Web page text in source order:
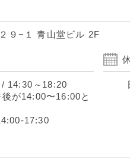
９−１ 青山堂ビル 2F
/ 14:30 ～ 18:20
が14:00〜16:00と
17:30